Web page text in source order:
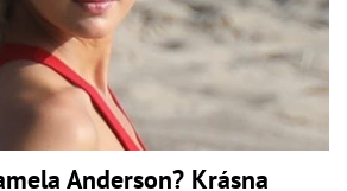
Anderson? Krásna